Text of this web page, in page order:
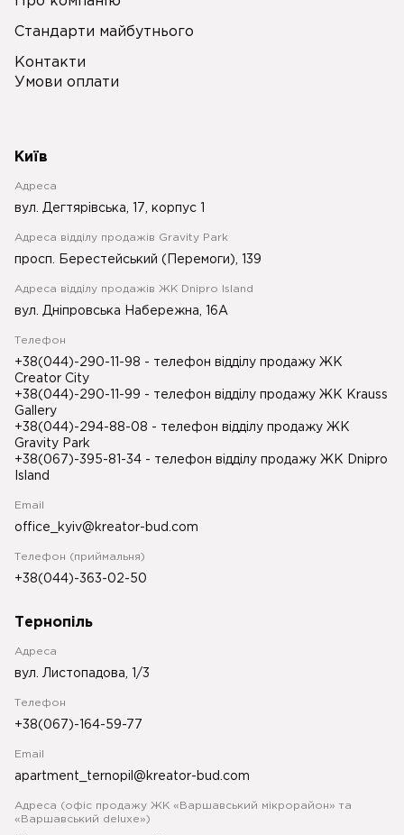
Стандарти майбутнього
Контакти
Умови оплати
Київ
Адреса
вул. Дегтярівська, 17, корпус 1
Адреса відділу продажів Gravity Park
просп. Берестейський (Перемоги), 139
Адреса відділу продажів ЖК Dnipro Island
вул. Дніпровська Набережна, 16А
Телефон
+38(044)-290-11-98 - телефон відділу продажу ЖК
Creator City
+38(044)-290-11-99 - телефон відділу продажу ЖК Krauss
Gallery
+38(044)-294-88-08 - телефон відділу продажу ЖК
Gravity Park
+38(067)-395-81-34 - телефон відділу продажу ЖК Dnipro
Island
Email
office_kyiv@kreator-bud.com
Телефон (приймальня)
+38(044)-363-02-50
Тернопіль
Адреса
вул. Листопадова, 1/3
Телефон
+38(067)-164-59-77
Email
apartment_ternopil@kreator-bud.com
Адреса (офіс продажу ЖК «Варшавський мікрорайон» та
«Варшавський deluxe»)